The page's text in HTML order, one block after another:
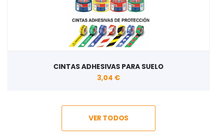
CINTAS ADHESIVAS PARA SUELO
3,04 €
VER TODOS